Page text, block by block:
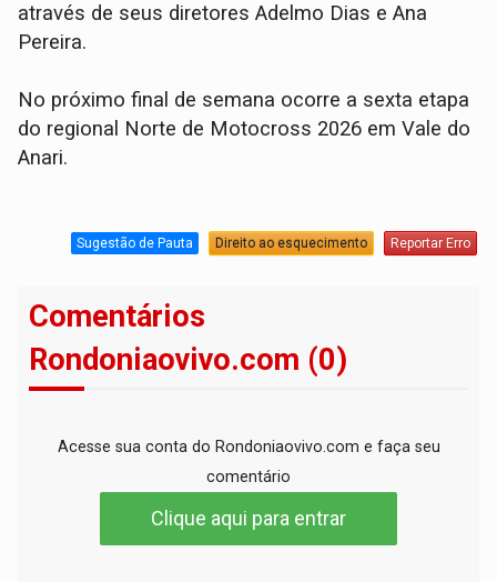
através de seus diretores Adelmo Dias e Ana
Pereira.
No próximo final de semana ocorre a sexta etapa
do regional Norte de Motocross 2026 em Vale do
Anari.
Sugestão de Pauta Direito ao esquecimento Reportar Erro
Comentários
Rondoniaovivo.com (0)
Acesse sua conta do Rondoniaovivo.com e faça seu
comentário
Clique aqui para entrar